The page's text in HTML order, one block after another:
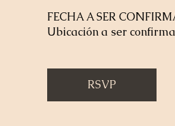
FECHA A SER
Ubicación a ser
RSVP